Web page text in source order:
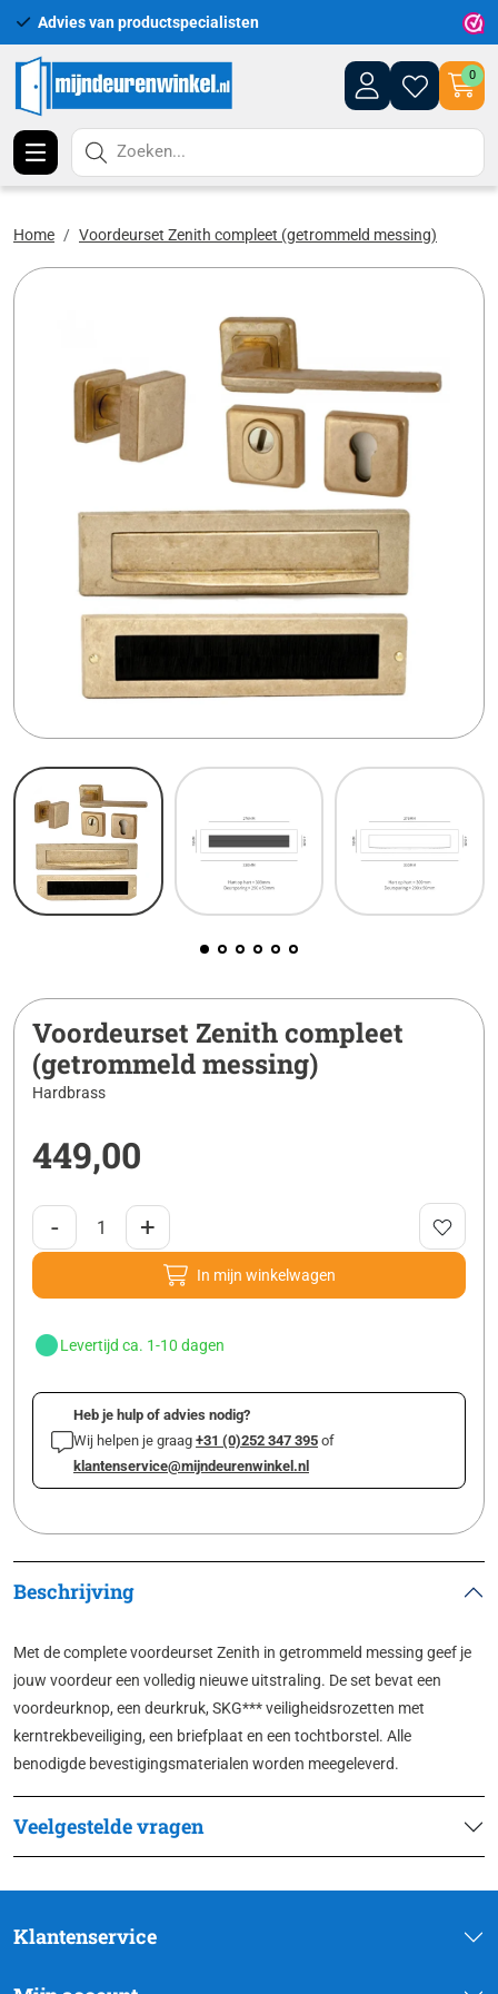
Advies van productspecialisten
0
Zoeken...
Home Voordeurset Zenith compleet (getrommeld messing)
Voordeurset Zenith compleet
(getrommeld messing)
Hardbrass
449,00
- +
In mijn winkelwagen
Levertijd ca. 1-10 dagen
Heb je hulp of advies nodig?
Wij helpen je graag +31 (0)252 347 395 of
klantenservice@mijndeurenwinkel.nl
Beschrijving
Met de complete voordeurset Zenith in getrommeld messing geef je
jouw voordeur een volledig nieuwe uitstraling. De set bevat een
voordeurknop, een deurkruk, SKG*** veiligheidsrozetten met
kerntrekbeveiliging, een briefplaat en een tochtborstel. Alle
benodigde bevestigingsmaterialen worden meegeleverd.
Veelgestelde vragen
Klantenservice